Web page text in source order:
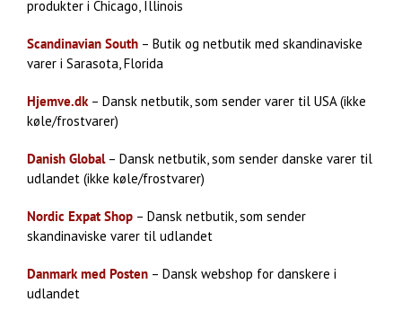
produkter i Chicago, Illinois
Scandinavian South – Butik og netbutik med skandinaviske
varer i Sarasota, Florida
Hjemve.dk– Dansk netbutik, som sender varer til USA (ikke
køle/frostvarer)
Danish Global– Dansk netbutik, som sender danske varer til
udlandet (ikke køle/frostvarer)
Nordic Expat Shop – Dansk netbutik, som sender
skandinaviske varer til udlandet
Danmark med Posten – Dansk webshop for danskere i
udlandet